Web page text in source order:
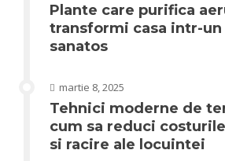
Plante care purifica
transformi casa intr-
sanatos
martie 8, 2025
Tehnici moderne de
cum sa reduci
si racire ale locuintei